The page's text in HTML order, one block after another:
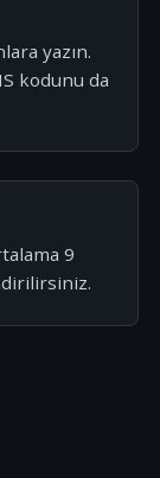
yazın.
kodunu da
9